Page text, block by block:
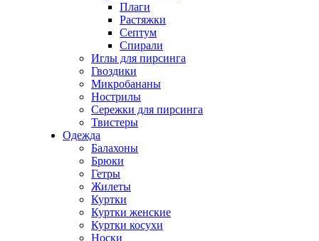
Плаги
Растяжки
Септум
Спирали
Иглы для пирсинга
Гвоздики
Микробананы
Нострилы
Сережки для пирсинга
Твистеры
Одежда
Балахоны
Брюки
Гетры
Жилеты
Куртки
Куртки женские
Куртки косухи
Носки